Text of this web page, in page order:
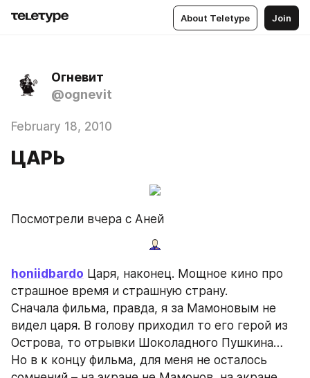
About Teletype Join
Огневит
@ognevit
February 18, 2010
ЦАРЬ
Посмотрели вчера с Аней
honiidbardo Царя, наконец. Мощное кино про
страшное время и страшную страну.
Сначала фильма, правда, я за Мамоновым не
видел царя. В голову приходил то его герой из
Острова, то отрывки Шоколадного Пушкина…
Но в к концу фильма, для меня не осталось